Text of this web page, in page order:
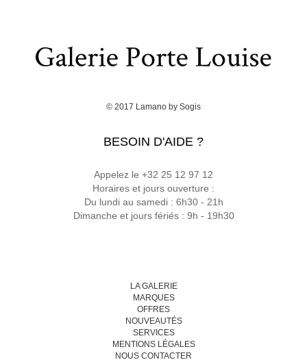
© 2017 Lamano by Sogis
BESOIN D'AIDE ?
Appelez le +32 25 12 97 12
Horaires et jours ouverture :
Du lundi au samedi : 6h30 - 21h
Dimanche et jours fériés : 9h - 19h30
LA GALERIE
MARQUES
OFFRES
NOUVEAUTÉS
SERVICES
MENTIONS LÉGALES
NOUS CONTACTER